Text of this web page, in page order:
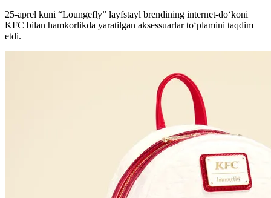
25-aprel kuni “Loungefly” layfstayl brendining internet-do‘koni
KFC bilan hamkorlikda yaratilgan aksessuarlar toʻplamini taqdim
etdi.